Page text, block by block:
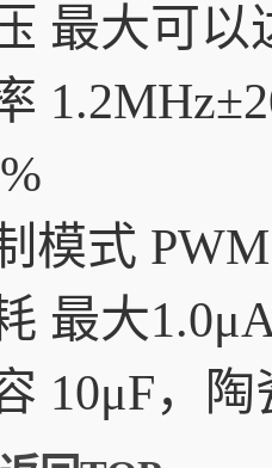
最大可以
模式
最大
10μF，